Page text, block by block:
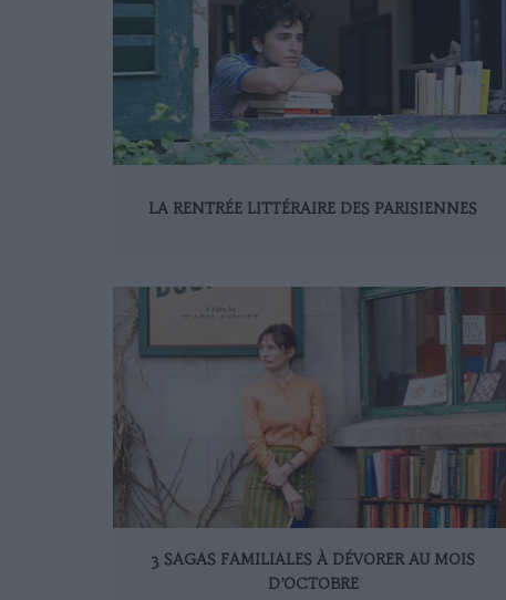
LA RENTRÉE LITTÉRAIRE DES PARISIENNES
3 SAGAS FAMILIALES À DÉVORER AU MOIS
D’OCTOBRE